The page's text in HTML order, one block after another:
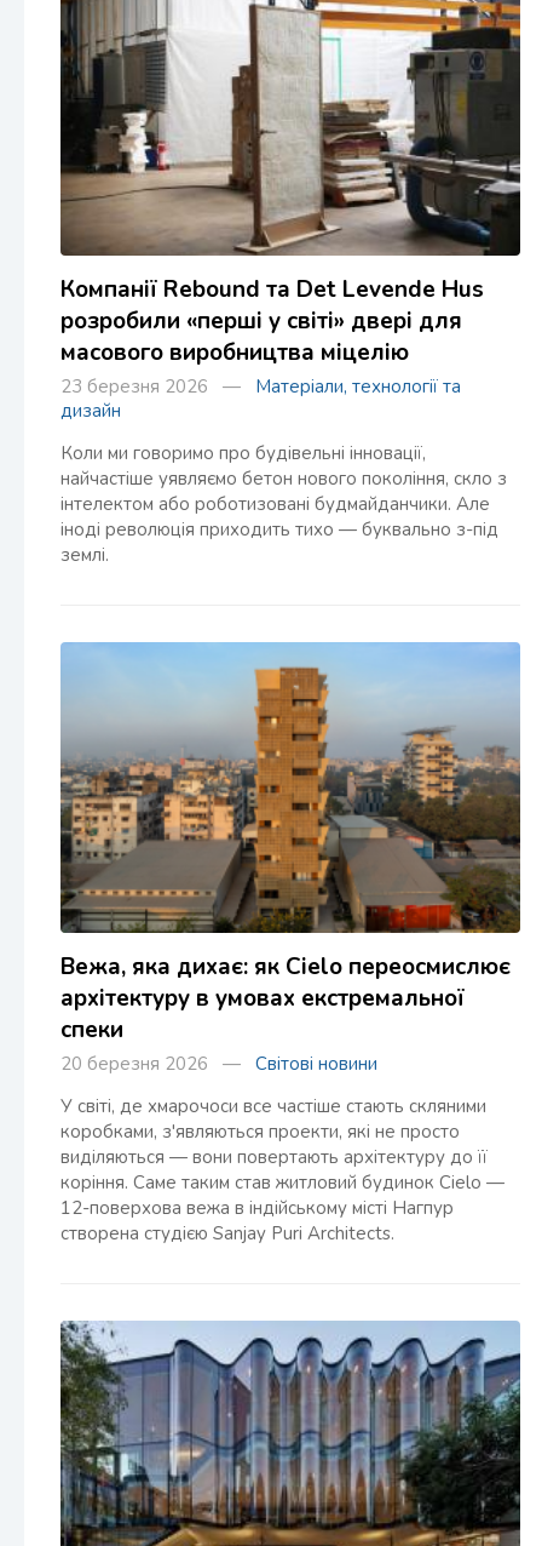
Компанії Rebound та Det Levende Hus
розробили «перші у світі» двері для
масового виробництва міцелію
23 березня 2026 — Матеріали, технології та
дизайн
Коли ми говоримо про будівельні інновації,
найчастіше уявляємо бетон нового покоління, скло з
інтелектом або роботизовані будмайданчики. Але
іноді революція приходить тихо — буквально з-під
землі.
Вежа, яка дихає: як Cielo переосмислює
архітектуру в умовах екстремальної
спеки
20 березня 2026 — Світові новини
У світі, де хмарочоси все частіше стають скляними
коробками, з'являються проекти, які не просто
виділяються — вони повертають архітектуру до її
коріння. Саме таким став житловий будинок Cielo —
12-поверхова вежа в індійському місті Нагпур
створена студією Sanjay Puri Architects.